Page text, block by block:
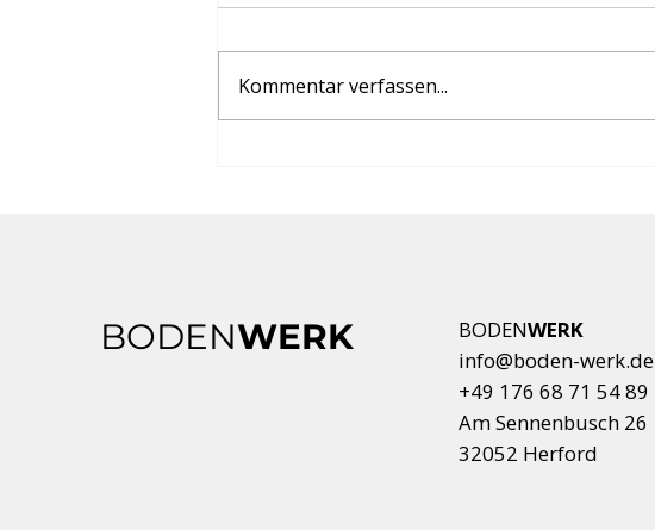
Click-Vinyl
Kommentar verfassen...
BODENWERK BODENWERK
info@boden-werk.de
+49 176 68 71 54 89
Am Sennenbusch 26
32052 Herford